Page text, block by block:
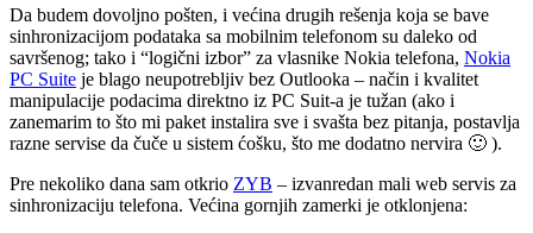
Da budem dovoljno pošten, i većina drugih rešenja koja se bave
sinhronizacijom podataka sa mobilnim telefonom su daleko od
savršenog; tako i “logični izbor” za vlasnike Nokia telefona, Nokia
PC Suite je blago neupotrebljiv bez Outlooka – način i kvalitet
manipulacije podacima direktno iz PC Suit-a je tužan (ako i
zanemarim to što mi paket instalira sve i svašta bez pitanja, postavlja
razne servise da čuče u sistem ćošku, što me dodatno nervira 🙂 ).
Pre nekoliko dana sam otkrio ZYB – izvanredan mali web servis za
sinhronizaciju telefona. Većina gornjih zamerki je otklonjena: